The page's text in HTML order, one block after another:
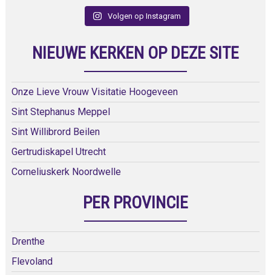
Volgen op Instagram
NIEUWE KERKEN OP DEZE SITE
Onze Lieve Vrouw Visitatie Hoogeveen
Sint Stephanus Meppel
Sint Willibrord Beilen
Gertrudiskapel Utrecht
Corneliuskerk Noordwelle
PER PROVINCIE
Drenthe
Flevoland